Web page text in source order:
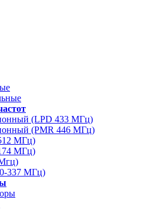
(LPD 433 МГц)
(PMR 446 МГц)
МГц)
МГц)
337 МГц)